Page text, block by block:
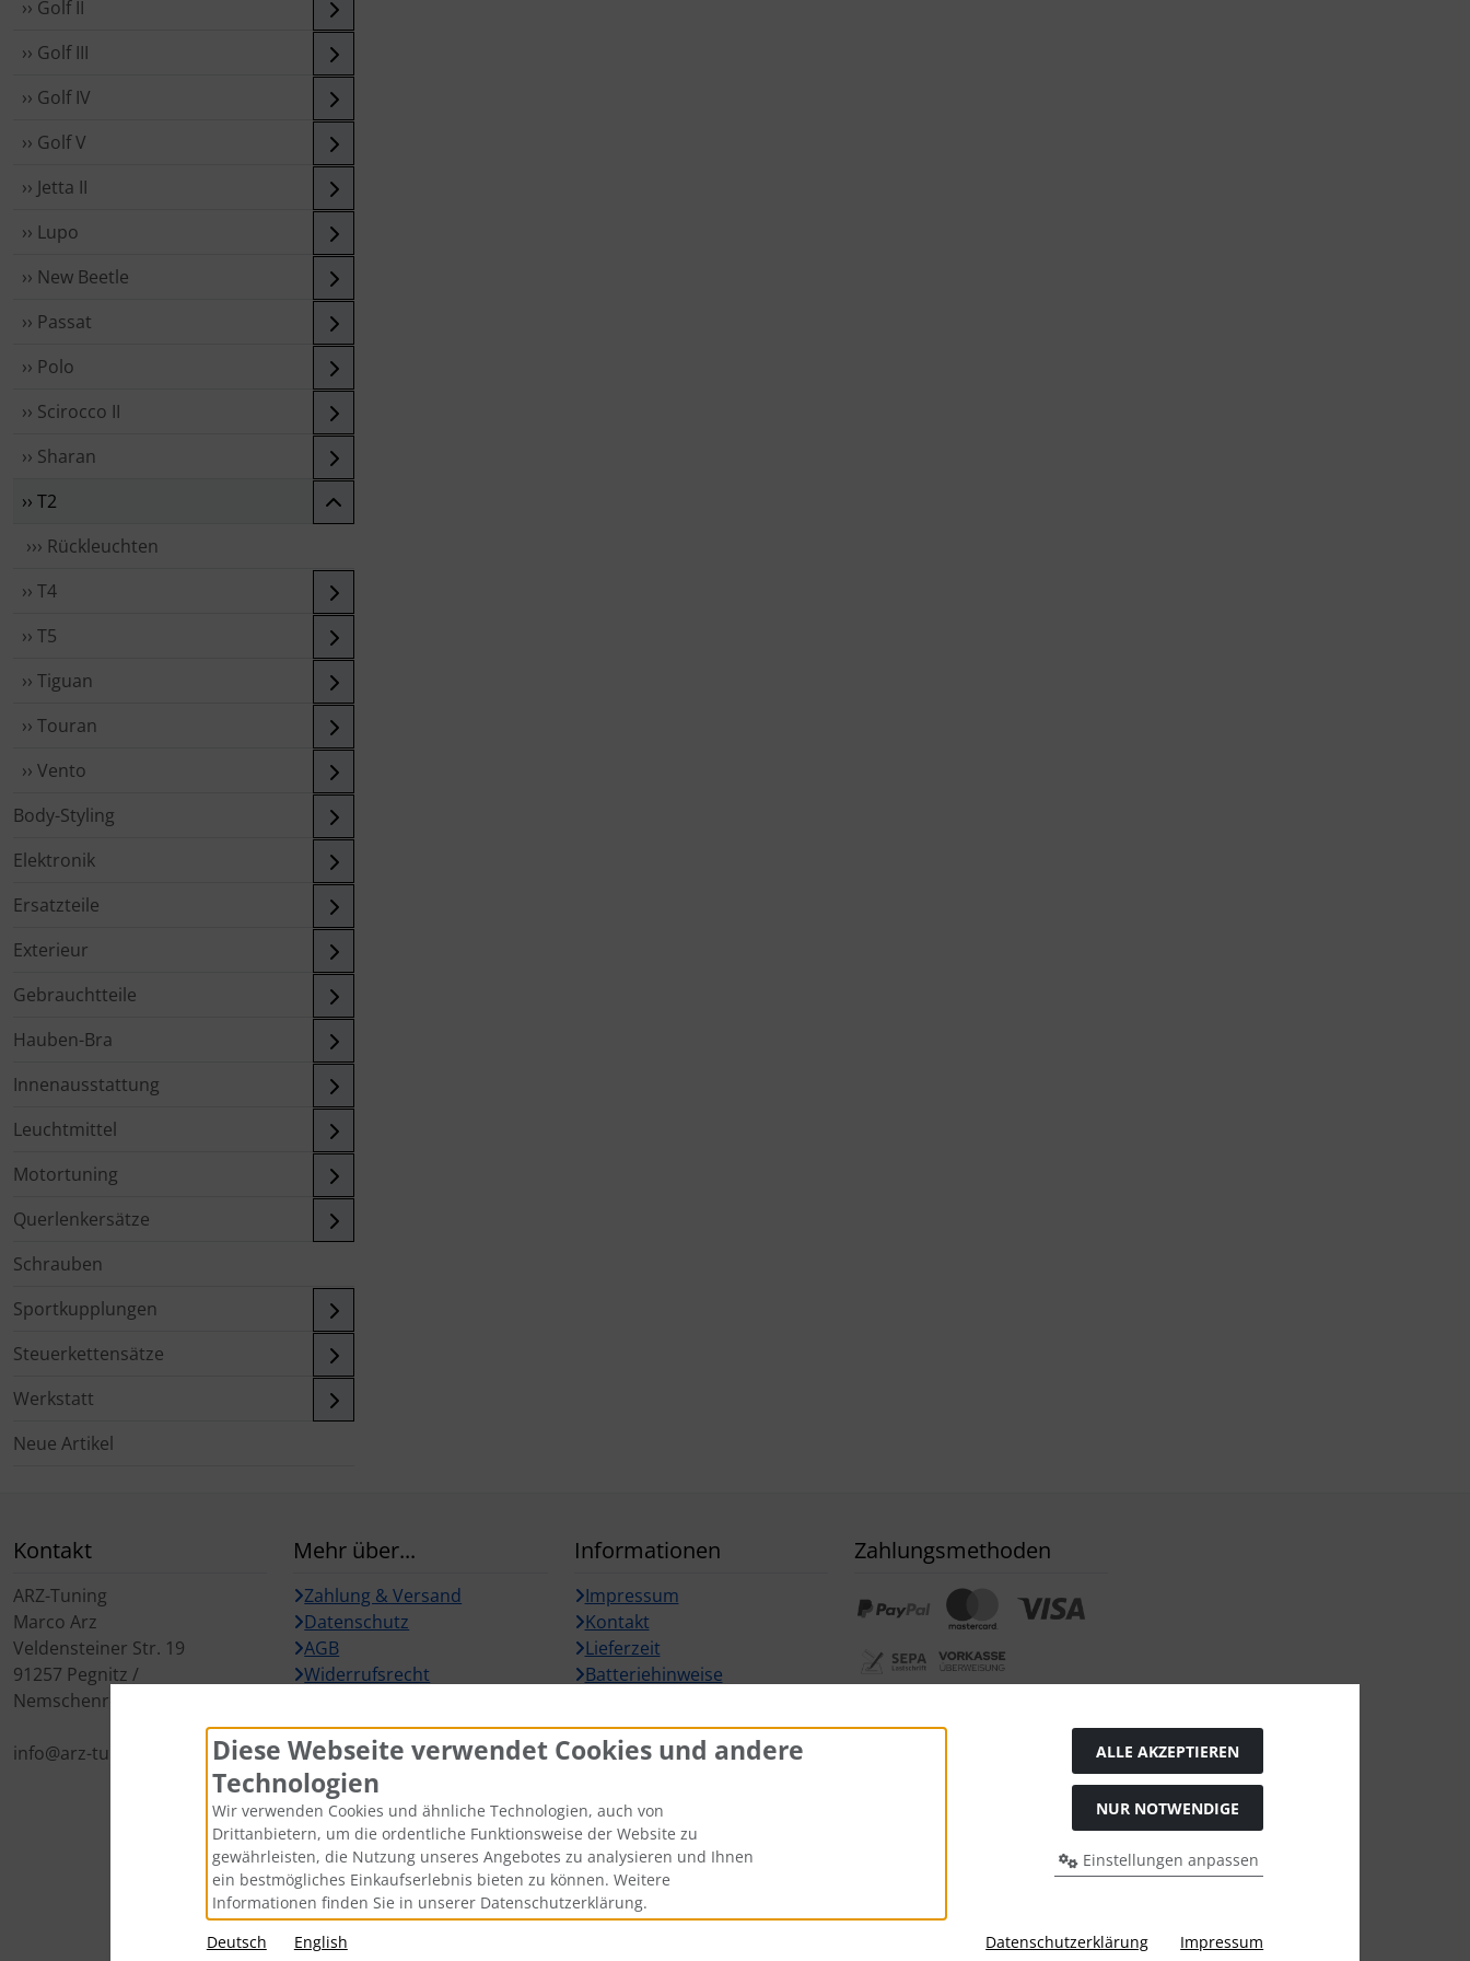
›› Golf II
›› Golf III
›› Golf IV
›› Golf V
›› Jetta II
›› Lupo
›› New Beetle
›› Passat
›› Polo
›› Scirocco II
›› Sharan
›› T2
››› Rückleuchten
›› T4
›› T5
›› Tiguan
›› Touran
›› Vento
Body-Styling
Elektronik
Ersatzteile
Exterieur
Gebrauchtteile
Hauben-Bra
Innenausstattung
Leuchtmittel
Motortuning
Querlenkersätze
Schrauben
Sportkupplungen
Steuerkettensätze
Werkstatt
Neue Artikel
Kontakt
ARZ-Tuning
Marco Arz
Veldensteiner Str. 19
91257 Pegnitz /
Nemschenreuth
info@arz-tuning.de
Mehr über...
Zahlung & Versand
Datenschutz
AGB
Widerrufsrecht
Informationen
Impressum
Kontakt
Lieferzeit
Batteriehinweise
Zahlungsmethoden
Widerrufsbutton
Alle Preise inkl. gesetzl. MwSt. zzgl.
. Die durchgestrichenen Preise entsprechen dem bisherigen Preis bei ARZ-Tuning.
Diese Webseite verwendet Cookies und andere
Technologien
Wir verwenden Cookies und ähnliche Technologien, auch von
Drittanbietern, um die ordentliche Funktionsweise der Website zu
gewährleisten, die Nutzung unseres Angebotes zu analysieren und Ihnen
ein bestmögliches Einkaufserlebnis bieten zu können. Weitere
Informationen finden Sie in unserer Datenschutzerklärung.
ALLE AKZEPTIEREN
NUR NOTWENDIGE
Einstellungen anpassen
Deutsch English Datenschutzerklärung Impressum